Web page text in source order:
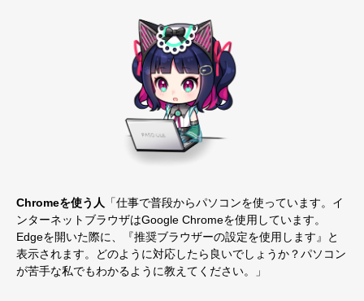
Chromeを使う人 「仕事で普段からパソコンを使っています。イ
ンターネットブラウザはGoogle Chromeを使用しています。
Edgeを開いた際に、『推奨ブラウザーの設定を使用します』と
表示されます。どのように対応したら良いでしょうか？パソコン
が苦手な私でもわかるように教えてください。」